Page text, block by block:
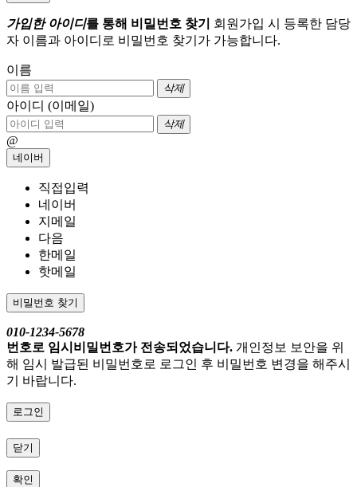
가입한 아이디를 통해 비밀번호 찾기
회원가입 시 등록한 담당
자 이름과 아이디로 비밀번호 찾기가 가능합니다.
이름
삭제
아이디 (이메일)
삭제
@
네이버
직접입력
네이버
지메일
다음
한메일
핫메일
비밀번호 찾기
010-1234-5678
번호로 임시비밀번호가 전송되었습니다. 개인정보 보안을 위
해 임시 발급된 비밀번호로 로그인 후 비밀번호 변경을 해주시
기 바랍니다.
로그인
닫기
확인